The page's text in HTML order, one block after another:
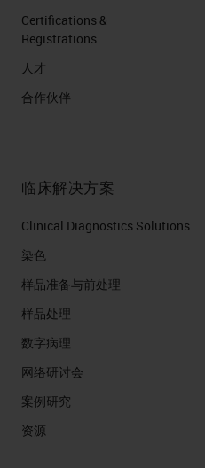
Certifications &
Registrations
人才
合作伙伴
临床解决方案
Clinical Diagnostics Solutions
染色
样品准备与前处理
样品处理
数字病理
网络研讨会
案例研究
资源